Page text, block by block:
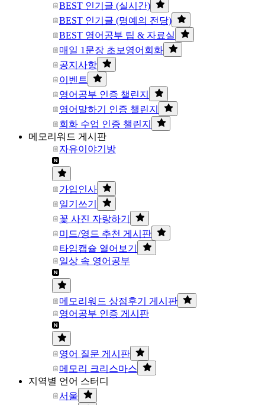
BEST 인기글 (실시간)
BEST 인기글 (명예의 전당)
BEST 영어공부 팁 & 자료실
매일 1문장 초보영어회화
공지사항
이벤트
영어공부 인증 챌린지
영어말하기 인증 챌린지
회화 수업 인증 챌린지
메모리워드 게시판
자유이야기방
가입인사
일기쓰기
꽃 사진 자랑하기
미드/영드 추천 게시판
타임캡슐 열어보기
일상 속 영어공부
메모리워드 상점후기 게시판
영어공부 인증 게시판
영어 질문 게시판
메모리 크리스마스
지역별 언어 스터디
서울